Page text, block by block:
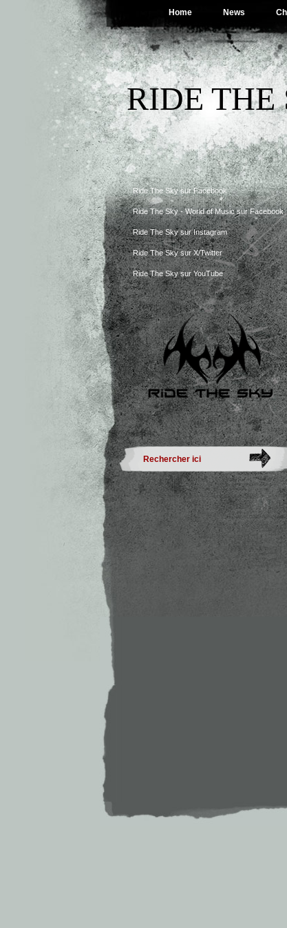
Home News
RIDE THE
Ride The Sky sur Facebook
Ride The Sky - World of Music sur Facebook
Ride The Sky sur Instagram
Ride The Sky sur X/Twitter
Ride The Sky sur YouTube